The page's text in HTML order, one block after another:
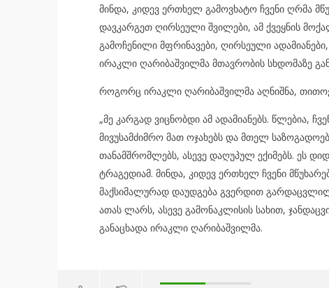
მინდა, კიდევ ერთხელ გამოვხატო ჩვენი ღრმა
დავკარგეთ ღირსეული შვილები, ამ ქვეყნის
გამოჩენილი მფრინავები, ღირსეული
ირაკლი ღარიბაშვილმა მთავრობის სხდომაზე
როგორც ირაკლი ღარიბაშვილმა აღნიშნა,
„მე კარგად ვიცნობდი ამ ადამიანებს. წლებია,
მივუსამძიმრო მათ ოჯახებს და მთელ
თანამშრომლებს, ასევე დაღუპულ ექიმებს. ეს
ტრაგედიამ. მინდა, კიდევ ერთხელ ჩვენი
მაქსიმალურად დაუდგება გვერდით
ათას ლარს, ასევე გამონაკლისის სახით,
განაცხადა ირაკლი ღარიბაშვილმა.